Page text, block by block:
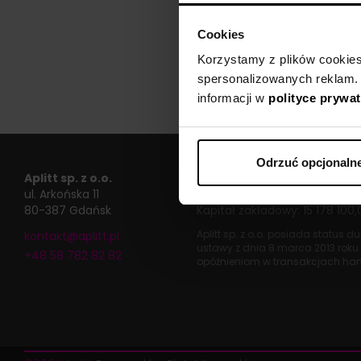
Cookies
Korzystamy z plików
spersonalizowanych
informacji w polityce
Odrzuć
Aplitt sp. z o.o.
ul. Arkońska 11
80-387 Gdańsk
kontakt@aplitt.pl
+48 58 782 82 82
ustawy z dnia 8 marca 2013 roku
opóźnieniom w transakcjach